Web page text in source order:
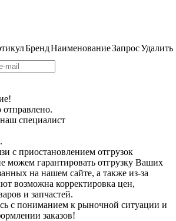
БрендНаименованиеЗапросУдалить
специалист
.
с приостановлением отгрузок
можем гарантировать отгрузку Ваших
на нашем сайте, а также из-за
возможна корректировка цен,
и запчастей.
с пониманием к рыночной ситуации и
заказов!